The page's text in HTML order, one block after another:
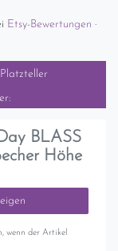
Etsy-Bewertungen ·
Platzteller
BLASS
Höhe
wenn der Artikel